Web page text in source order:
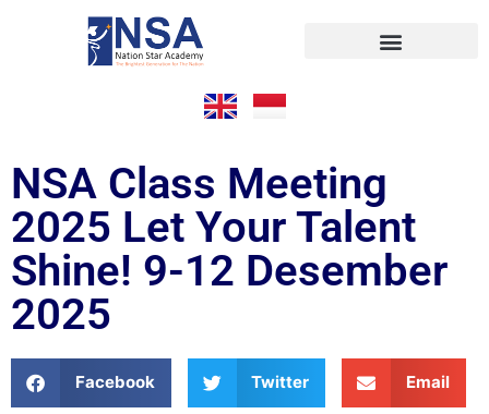
NSA Class Meeting
2025 Let Your Talent
Shine! 9-12 Desember
2025
Facebook Twitter Email